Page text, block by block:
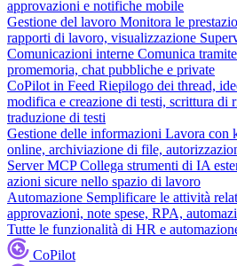
approvazioni e notifiche mobile
Gestione del lavoro Monitora le
rapporti di lavoro, visualizzazione
Comunicazioni interne Comunica
promemoria, chat pubbliche e private
CoPilot in Feed Riepilogo dei thread,
modifica e creazione di testi, scrittura di
traduzione di testi
Gestione delle informazioni Lavora con
online, archiviazione di file,
Server MCP Collega strumenti di IA
azioni sicure nello spazio di lavoro
Automazione Semplificare le attività
approvazioni, note spese, RPA,
Tutte le funzionalità di HR e
CoPilot